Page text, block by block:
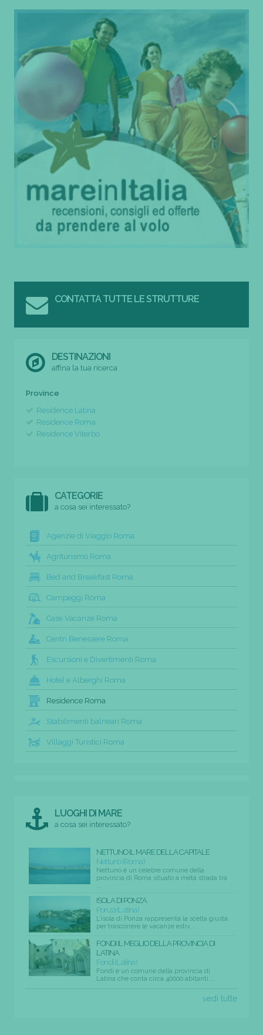
CONTATTA TUTTE LE STRUTTURE
DESTINAZIONI
affina la tua ricerca
Province
Residence Latina
Residence Roma
Residence Viterbo
CATEGORIE
a cosa sei interessato?
Agenzie di Viaggio Roma
Agriturismo Roma
Bed and Breakfast Roma
Campeggi Roma
Case Vacanze Roma
Centri Benessere Roma
Escursioni e Divertimenti Roma
Hotel e Alberghi Roma
Residence Roma
Stabilimenti balneari Roma
Villaggi Turistici Roma
LUOGHI DI MARE
a cosa sei interessato?
NETTUNO IL MARE DELLA CAPITALE
Nettuno (Roma)
Nettuno è un celebre comune della
provincia di Roma situato a metà strada tra
...
ISOLA DI PONZA
Ponza (Latina)
L’isola di Ponza rappresenta la scelta giusta
per trascorrere le vacanze estiv...
FONDI IL MEGLIO DELLA PROVINCIA DI
LATINA
Fondi (Latina)
Fondi è un comune della provincia di
Latina che conta circa 40000 abitanti....
vedi tutte